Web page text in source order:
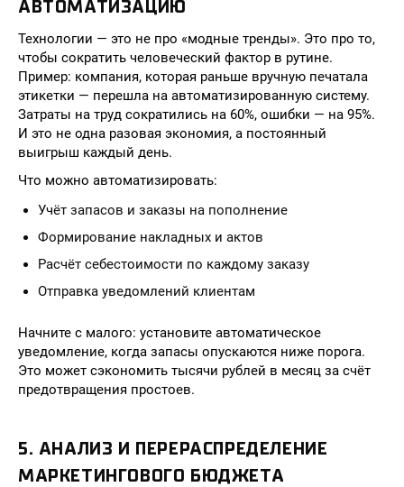
АВТОМАТИЗАЦИЮ
Технологии — это не про «модные тренды». Это про то,
чтобы сократить человеческий фактор в рутине.
Пример: компания, которая раньше вручную печатала
этикетки — перешла на автоматизированную систему.
Затраты на труд сократились на 60%, ошибки — на 95%.
И это не одна разовая экономия, а постоянный
выигрыш каждый день.
Что можно автоматизировать:
Учёт запасов и заказы на пополнение
Формирование накладных и актов
Расчёт себестоимости по каждому заказу
Отправка уведомлений клиентам
Начните с малого: установите автоматическое
уведомление, когда запасы опускаются ниже порога.
Это может сэкономить тысячи рублей в месяц за счёт
предотвращения простоев.
5. АНАЛИЗ И ПЕРЕРАСПРЕДЕЛЕНИЕ
МАРКЕТИНГОВОГО БЮДЖЕТА